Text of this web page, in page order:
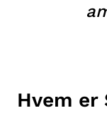
Hvem er